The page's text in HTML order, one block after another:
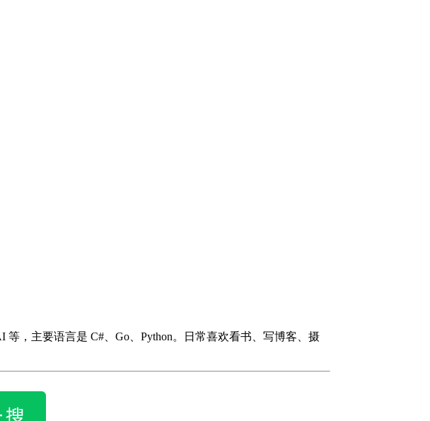
等，主要语言是 C#、Go、Python。日常喜欢看书、写博客、摄